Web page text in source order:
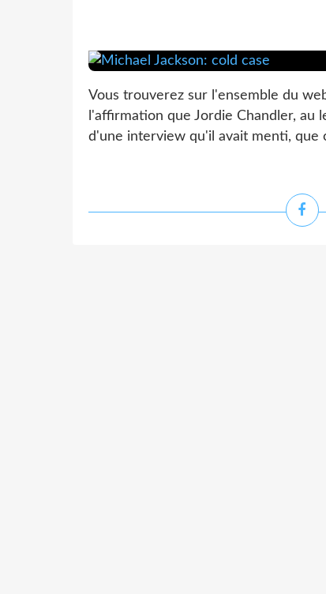
Vous trouverez sur l'ensemble du
l'affirmation que Jordie Chandler, au
d'une interview qu'il avait menti, que